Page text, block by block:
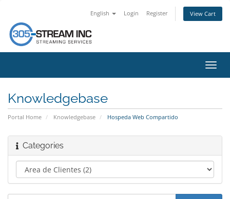
English Login Register View Cart
Knowledgebase
Portal Home Knowledgebase Hospeda Web Compartido
Categories